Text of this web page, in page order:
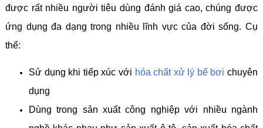
được rất nhiều người tiêu dùng đánh giá cao, chúng được
ứng dụng đa dạng trong nhiều lĩnh vực của đời sống. Cụ
thể:
Sử dụng khi tiếp xúc với hóa chất xử lý bể bơi chuyên
dụng
Dùng trong sản xuất công nghiệp với nhiều ngành